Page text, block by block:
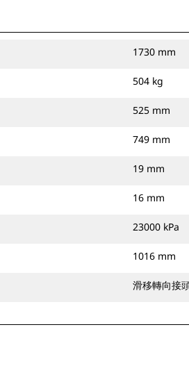
1730 mm
504 kg
525 mm
749 mm
19 mm
16 mm
23000 kPa
1016 mm
滑移轉向接